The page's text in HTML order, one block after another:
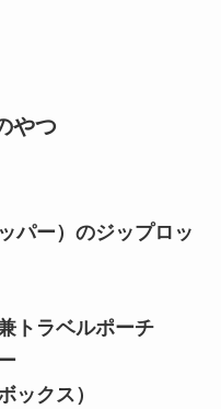
やつ
パー）のジップロッ
トラベルポーチ
ックス）